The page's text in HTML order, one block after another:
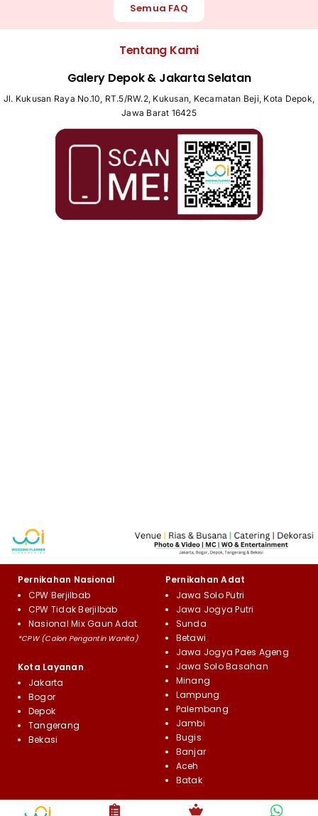
Semua FAQ
Tentang Kami
Galery Depok & Jakarta Selatan
Jl. Kukusan Raya No.10, RT.5/RW.2, Kukusan, Kecamatan Beji, Kota Depok,
Jawa Barat 16425
Pernikahan Nasional
CPW Berjilbab
CPW Tidak Berjilbab
Nasional Mix Gaun Adat
*CPW (Calon Pengantin Wanita)
Kota Layanan
Jakarta
Bogor
Depok
Tangerang
Bekasi
Pernikahan Adat
Jawa Solo Putri
Jawa Jogya Putri
Sunda
Betawi
Jawa Jogya Paes Ageng
Jawa Solo Basahan
Minang
Lampung
Palembang
Jambi
Bugis
Banjar
Aceh
Batak